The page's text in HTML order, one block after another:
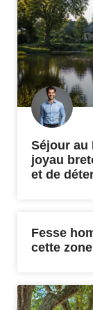
Séjour au
joyau
et de
Fesse
cette